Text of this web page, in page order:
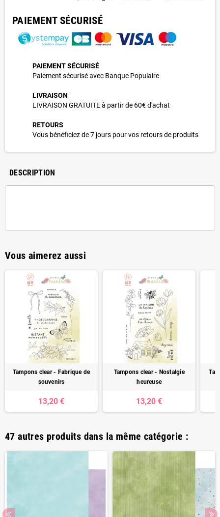
PAIEMENT SÉCURISÉ
PAIEMENT SÉCURISÉ
Paiement sécurisé avec Banque Populaire
LIVRAISON
LIVRAISON GRATUITE à partir de 60€ d'achat
RETOURS
Vous bénéficiez de 7 jours pour vos retours de produits
DESCRIPTION
Vous aimerez aussi
Tampons clear - Fabrique de
souvenirs
13,20 €
Tampons clear - Nostalgie
heureuse
13,20 €
47 autres produits dans la même catégorie :